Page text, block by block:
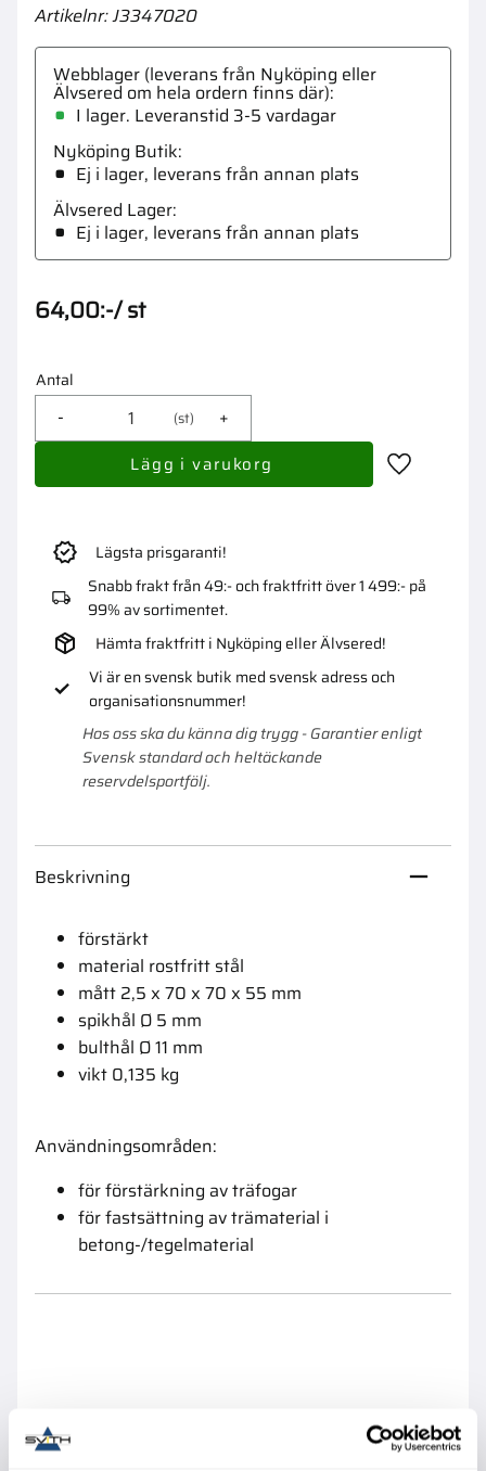
Artikelnr J3347020
64,00:-/st
Antal
st +
-
Lägg till i
Lägsta prisgaranti!
Snabb frakt från 49:- och fraktfritt över 1 499:- på
99% av sortimentet.
Hämta fraktfritt i Nyköping eller Älvsered!
Vi är en svensk butik med svensk adress och
organisationsnummer!
Hos oss ska du känna dig trygg - Garantier enligt
Svensk standard och heltäckande
reservdelsportfölj.
Webblager (leverans från Nyköping eller
Älvsered om hela ordern finns där)
I lager. Leveranstid 3-5 vardagar
Nyköping Butik
Ej i lager, leverans från annan plats
Älvsered Lager
Ej i lager, leverans från annan plats
Beskrivning
förstärkt
material rostfritt stål
mått 2,5 x 70 x 70 x 55 mm
spikhål Ø 5 mm
bulthål Ø 11 mm
vikt 0,135 kg
Användningsområden:
för förstärkning av träfogar
för fastsättning av trämaterial i
betong-/tegelmaterial